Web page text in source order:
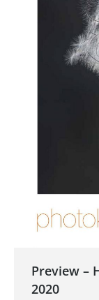
Preview –
2020